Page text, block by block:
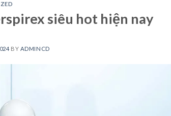
siêu hot hiện nay
BY ADMINCD